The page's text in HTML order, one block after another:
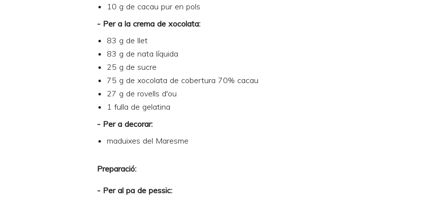
10 g de cacau pur en pols
- Per a la crema de xocolata:
83 g de llet
83 g de nata líquida
25 g de sucre
75 g de xocolata de cobertura 70% cacau
27 g de rovells d'ou
1 fulla de gelatina
- Per a decorar:
maduixes del Maresme
Preparació:
- Per al pa de pessic: